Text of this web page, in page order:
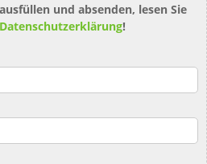
und absenden, lesen Sie
Datenschutzerklärung!